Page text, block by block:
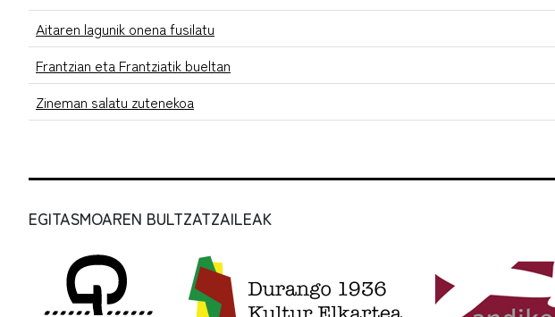
Aitaren lagunik onena fusilatu
Frantzian eta Frantziatik bueltan
Zineman salatu zutenekoa
EGITASMOAREN BULTZATZAILEAK